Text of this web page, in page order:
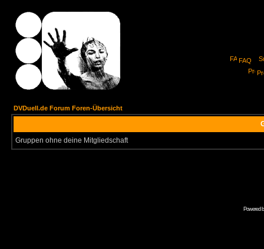
FAQ
DVDuell.de Forum Foren-Übersicht
Gruppen ohne deine Mitgliedschaft
Powered